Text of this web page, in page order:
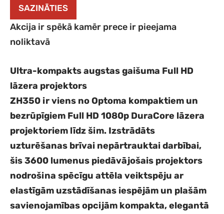
SAZINĀTIES
Akcija ir spēkā kamēr prece ir pieejama
noliktavā
Ultra-kompakts augstas gaišuma Full HD
lāzera projektors
ZH350 ir viens no Optoma kompaktiem un
bezrūpīgiem Full HD 1080p DuraCore lāzera
projektoriem līdz šim. Izstrādāts
uzturēšanas brīvai nepārtrauktai darbībai,
šis 3600 lumenus piedāvājošais projektors
nodrošina spēcīgu attēla veiktspēju ar
elastīgām uzstādīšanas iespējām un plašām
savienojamības opcijām kompakta, elegantā